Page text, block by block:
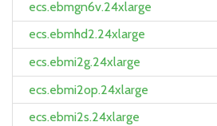
ecs.ebmgn6v.24xlarge
ecs.ebmhd2.24xlarge
ecs.ebmi2g.24xlarge
ecs.ebmi2op.24xlarge
ecs.ebmi2s.24xlarge